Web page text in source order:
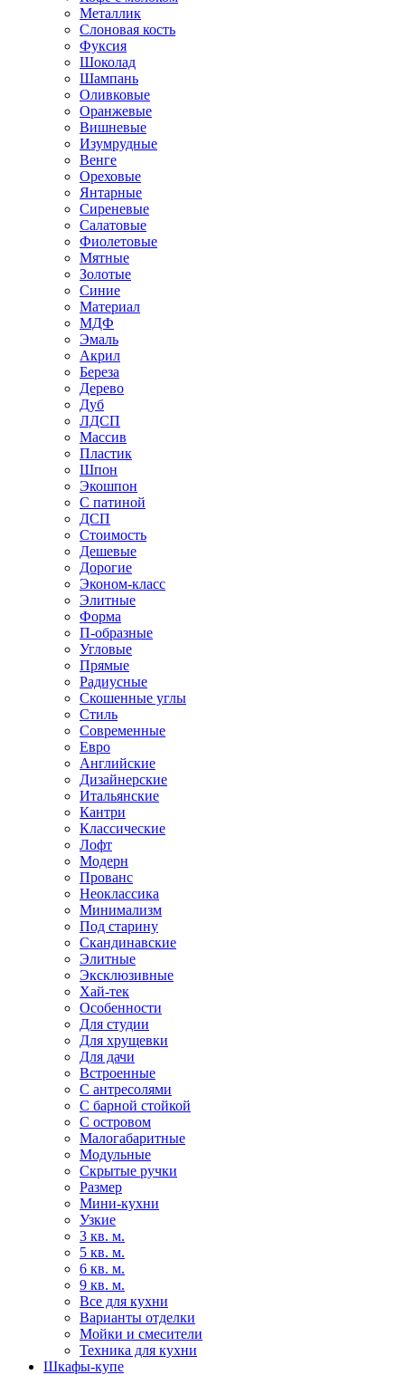
Металлик
Слоновая кость
Фуксия
Шоколад
Шампань
Оливковые
Оранжевые
Вишневые
Изумрудные
Венге
Ореховые
Янтарные
Сиреневые
Салатовые
Фиолетовые
Мятные
Золотые
Синие
Материал
МДФ
Эмаль
Акрил
Береза
Дерево
Дуб
ЛДСП
Массив
Пластик
Шпон
Экошпон
С патиной
ДСП
Стоимость
Дешевые
Дорогие
Эконом-класс
Элитные
Форма
П-образные
Угловые
Прямые
Радиусные
Скошенные углы
Стиль
Современные
Евро
Английские
Дизайнерские
Итальянские
Кантри
Классические
Лофт
Модерн
Прованс
Неоклассика
Минимализм
Под старину
Скандинавские
Элитные
Эксклюзивные
Хай-тек
Особенности
Для студии
Для хрущевки
Для дачи
Встроенные
С антресолями
С барной стойкой
С островом
Малогабаритные
Модульные
Скрытые ручки
Размер
Мини-кухни
Узкие
3 кв. м.
5 кв. м.
6 кв. м.
9 кв. м.
Все для кухни
Варианты отделки
Мойки и смесители
Техника для кухни
Шкафы-купе